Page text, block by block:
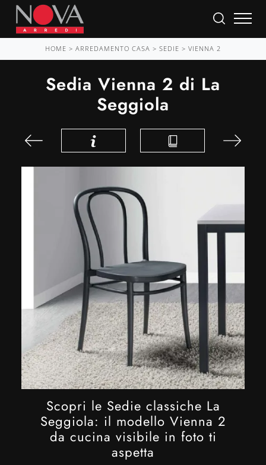
HOME > ARREDAMENTO CASA > SEDIE > VIENNA 2
Sedia Vienna 2 di La
Seggiola
Scopri le Sedie classiche La
Seggiola: il modello Vienna 2
da cucina visibile in foto ti
aspetta